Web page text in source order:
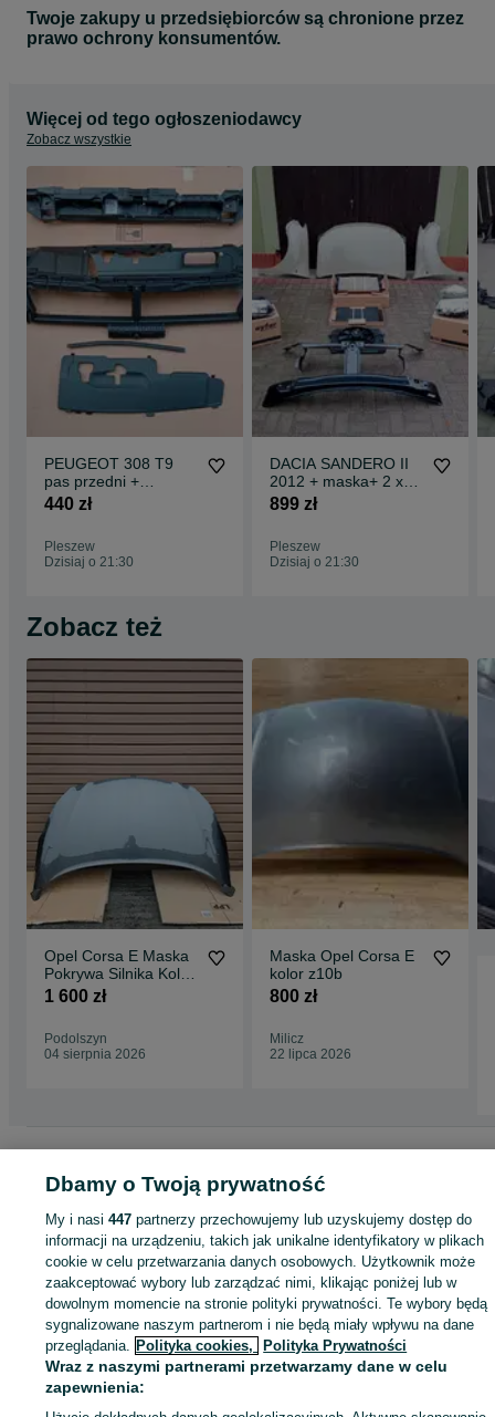
Twoje zakupy u przedsiębiorców są chronione przez
prawo ochrony konsumentów.
Więcej od tego ogłoszeniodawcy
Zobacz wszystkie
PEUGEOT 308 T9
pas przedni +
wzmocnienie +
440 zł
Pleszew
Dzisiaj o 21:30
DACIA SANDERO II
2012 + maska+ 2 x
błotnik
899 zł
Pleszew
Dzisiaj o 21:30
Zobacz też
Opel Corsa E Maska
Pokrywa Silnika Kolor
Z10D IDEALNA
1 600 zł
Podolszyn
04 sierpnia 2026
Maska Opel Corsa E
kolor z10b
800 zł
Milicz
22 lipca 2026
Wielkopolskie
Osobowe - Pleszew
KATEGORIA
ID:459608085 Wyświetlenia:
Zadzwoń / SMS Wyślij wiadomość
Dbamy o Twoją prywatność
My i nasi447 partnerzy przechowujemy lub uzyskujemy dostęp do
informacji na urządzeniu, takich jak unikalne identyfikatory w plikach
cookie w celu przetwarzania danych osobowych. Użytkownik może
zaakceptować wybory lub zarządzać nimi, klikając poniżej lub w
dowolnym momencie na stronie polityki prywatności. Te wybory będą
sygnalizowane naszym partnerom i nie będą miały wpływu na dane
przeglądania. Polityka cookies, Polityka Prywatności
Wraz z naszymi partnerami przetwarzamy dane w celu
zapewnienia: